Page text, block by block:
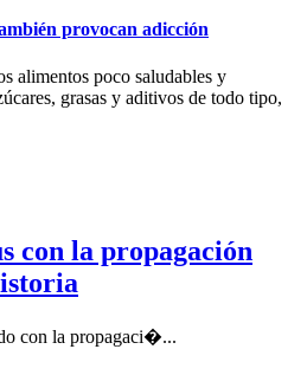
provocan adicción
alimentos poco saludables y
grasas y aditivos de todo tipo,
con la propagación
con la propagaci�...